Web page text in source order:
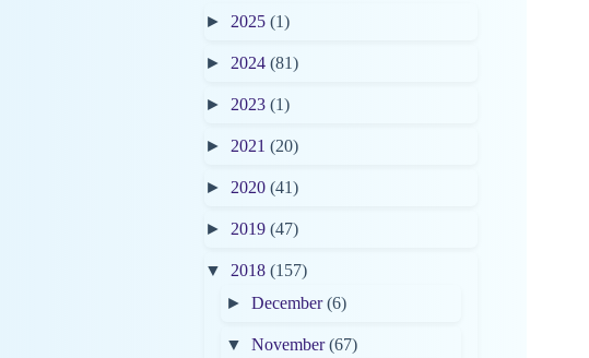
► 2025 (1)
► 2024 (81)
► 2023 (1)
► 2021 (20)
► 2020 (41)
► 2019 (47)
▼ 2018 (157)
►December(6)
▼November(67)